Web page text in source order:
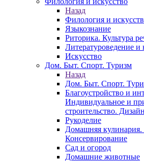
Назад
Филология и
Языкознание
Риторика. Культура
Литературоведение и
Искусство
Дом. Быт. Спорт. Туризм
Назад
Дом. Быт. Спорт.
Благоустройство и
Индивидуальное и
строительство. Дизайн
Рукоделие
Домашняя
Консервирование
Сад и огород
Домашние животные